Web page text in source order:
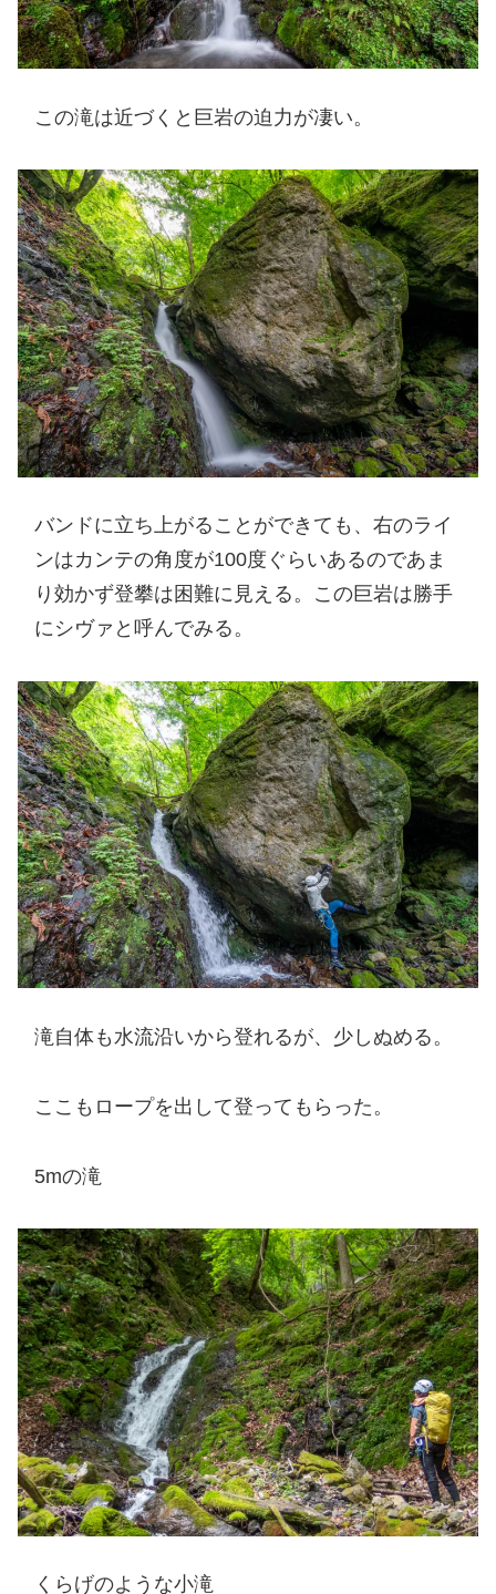
この滝は近づくと巨岩の迫力が凄い。
バンドに立ち上がることができても、右のライ
ンはカンテの角度が100度ぐらいあるのであま
り効かず登攀は困難に見える。この巨岩は勝手
にシヴァと呼んでみる。
滝自体も水流沿いから登れるが、少しぬめる。
ここもロープを出して登ってもらった。
5mの滝
くらげのような小滝